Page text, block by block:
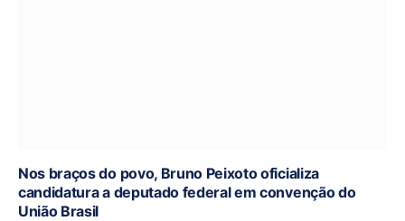
Nos braços do povo, Bruno Peixoto oficializa
candidatura a deputado federal em convenção do
União Brasil